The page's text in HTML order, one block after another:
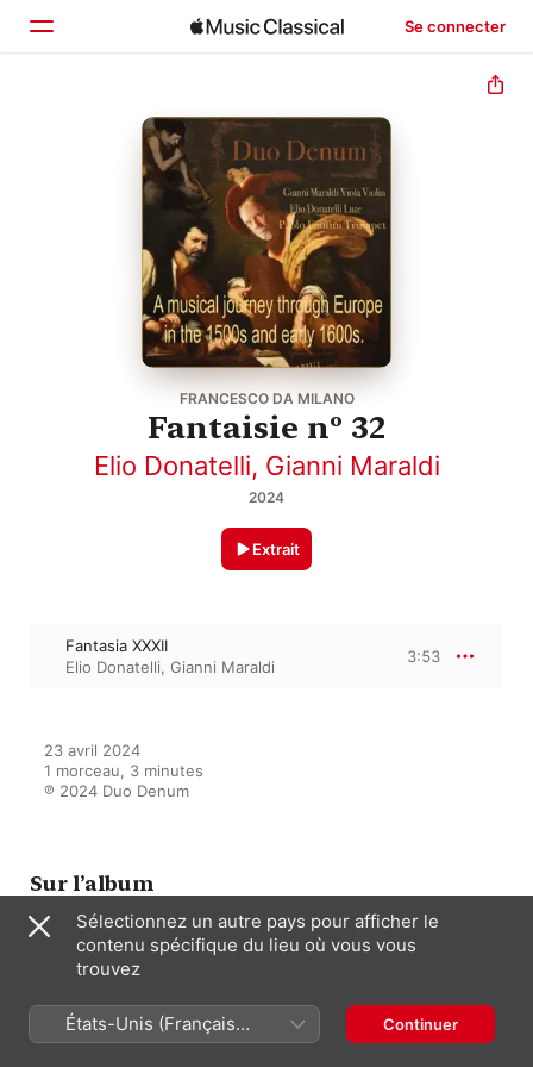
Se connecter
Accueil
Parcourir
FRANCESCO DA MILANO
Fantaisie nº 32
Elio Donatelli, Gianni Maraldi
2024
Extrait
Fantasia XXXII
Elio Donatelli, Gianni Maraldi
3:53
23 avril 2024
1 morceau, 3 minutes
℗ 2024 Duo Denum
Sur l’album
A musical journey through
Paolo Fantini Gianni Maraldi
Elio
Donatelli
Sélectionnez un autre pays pour afficher le
contenu spécifique du lieu où vous vous
trouvez
États-Unis (Français
France)
Continuer